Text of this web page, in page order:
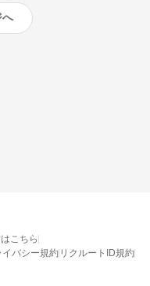
へ
こちら
バシー規約 リクルートID規約